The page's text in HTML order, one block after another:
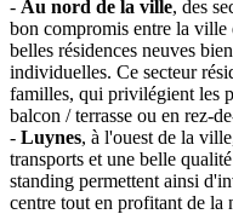
- Au nord de la ville, des
bon compromis entre la ville
belles résidences neuves
individuelles. Ce secteur
familles, qui privilégient les
balcon / terrasse ou en rez-
- Luynes, à l'ouest de la
transports et une belle
standing permettent ainsi
centre tout en profitant de la